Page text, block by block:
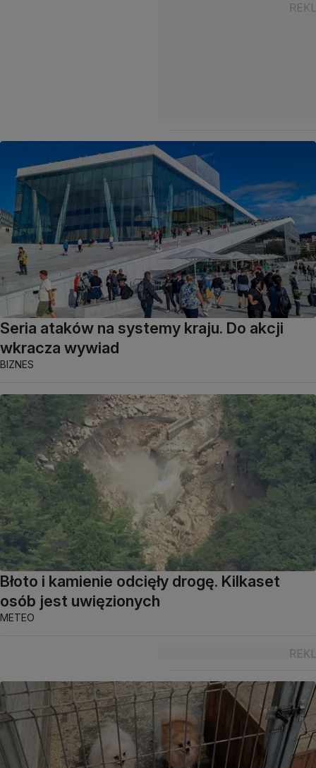
Seria ataków na systemy kraju. Do akcji
wkracza wywiad
BIZNES
Błoto i kamienie odcięły drogę. Kilkaset
osób jest uwięzionych
METEO